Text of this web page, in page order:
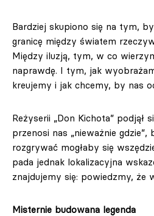
Bardziej skupiono się na tym,
granicę między światem
Między iluzją, tym, w co
naprawdę. I tym, jak
kreujemy i jak chcemy, by nas
Reżyserii „Don Kichota” podjął
przenosi nas „nieważnie gdzie”,
rozgrywać mogłaby się
pada jednak lokalizacyjna
znajdujemy się: powiedzmy, że
Misternie budowana legenda